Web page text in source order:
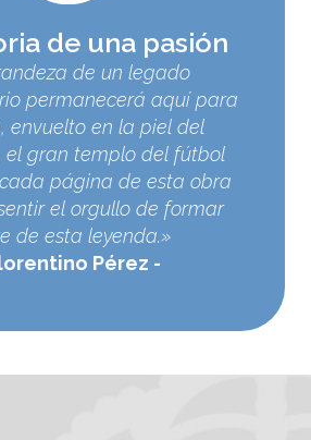
de una pasión
de un legado
permanecerá aquí para
envuelto en la piel del
el gran templo del fútbol
página de esta obra
el orgullo de formar
de esta leyenda.»
Pérez